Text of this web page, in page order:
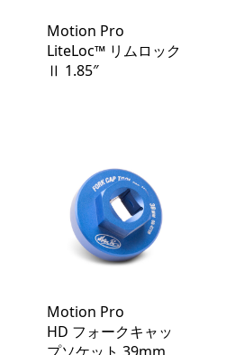
Motion Pro
LiteLoc™️ リムロック
Ⅱ 1.85″
Motion Pro
HD フォークキャッ